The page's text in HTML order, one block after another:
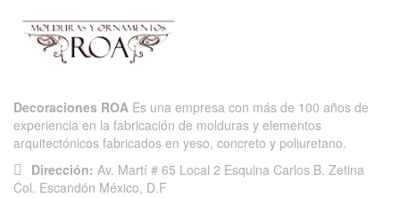
Decoraciones ROA Es una empresa con más de 100 años de
experiencia en la fabricación de molduras y elementos
arquitectónicos fabricados en yeso, concreto y poliuretano.
Dirección: Av. Martí # 65 Local 2 Esquina Carlos B. Zetina
Col. Escandón México, D.F